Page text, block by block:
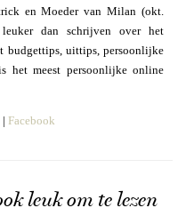
en Moeder van Milan (okt.
dan schrijven over het
budgettips, uittips, persoonlijke
het meest persoonlijke online
| Facebook
leuk om te lezen